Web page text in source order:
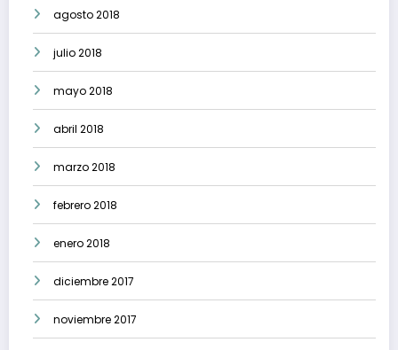
agosto 2018
julio 2018
mayo 2018
abril 2018
marzo 2018
febrero 2018
enero 2018
diciembre 2017
noviembre 2017